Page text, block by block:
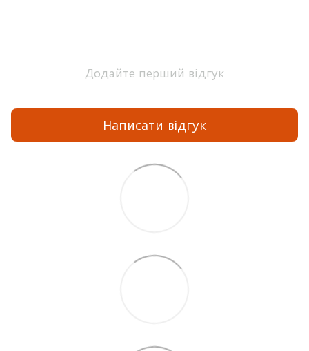
Додайте перший відгук
Написати відгук